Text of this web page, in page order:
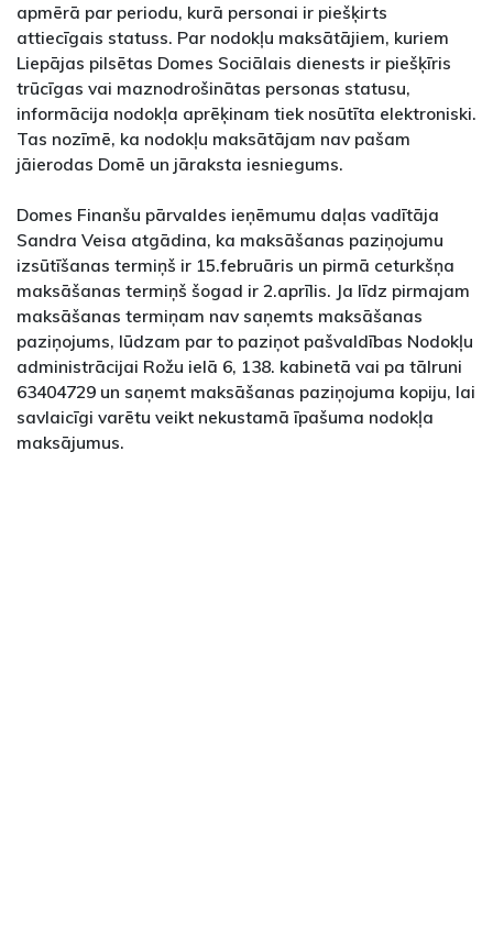
apmērā par periodu, kurā personai ir piešķirts
attiecīgais statuss. Par nodokļu maksātājiem, kuriem
Liepājas pilsētas Domes Sociālais dienests ir piešķīris
trūcīgas vai maznodrošinātas personas statusu,
informācija nodokļa aprēķinam tiek nosūtīta elektroniski.
Tas nozīmē, ka nodokļu maksātājam nav pašam
jāierodas Domē un jāraksta iesniegums.
Domes Finanšu pārvaldes ieņēmumu daļas vadītāja
Sandra Veisa atgādina, ka maksāšanas paziņojumu
izsūtīšanas termiņš ir 15.februāris un pirmā ceturkšņa
maksāšanas termiņš šogad ir 2.aprīlis. Ja līdz pirmajam
maksāšanas termiņam nav saņemts maksāšanas
paziņojums, lūdzam par to paziņot pašvaldības Nodokļu
administrācijai Rožu ielā 6, 138. kabinetā vai pa tālruni
63404729 un saņemt maksāšanas paziņojuma kopiju, lai
savlaicīgi varētu veikt nekustamā īpašuma nodokļa
maksājumus.